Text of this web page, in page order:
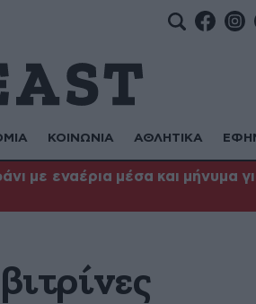
ΚΟΙΝΩΝΙΑ ΑΘΛΗΤΙΚΑ
με εναέρια μέσα και μήνυμα